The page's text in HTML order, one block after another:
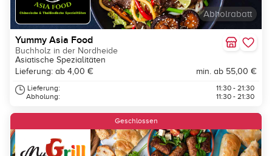
Abholrabatt
Yummy Asia Food
Buchholz in der Nordheide
Asiatische Spezialitäten
Lieferung: ab 4,00 €
min. ab 55,00 €
Lieferung:
Abholung:
11:30 - 21:30
11:30 - 21:30
Geschlossen